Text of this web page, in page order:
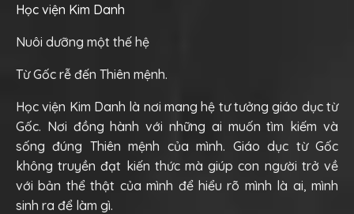
Học viện Kim Danh
Nuôi dưỡng một thế hệ
Từ Gốc rễ đến Thiên mệnh.
Học viện Kim Danh là nơi mang hệ tư tưởng giáo dục từ
Gốc. Nơi đồng hành với những ai muốn tìm kiếm và
sống đúng Thiên mệnh của mình. Giáo dục từ Gốc
không truyền đạt kiến thức mà giúp con người trở về
với bản thể thật của mình để hiểu rõ mình là ai, mình
sinh ra để làm gì.